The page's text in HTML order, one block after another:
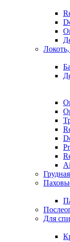
Локоть,
Для